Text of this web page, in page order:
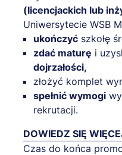
(licencjackich lub
Uniwersytecie WSB
ukończyć szkołę
zdać maturę i
dojrzałości,
złożyć komplet
spełnić wymogi
rekrutacji.
DOWIEDZ SIĘ
Czas do końca